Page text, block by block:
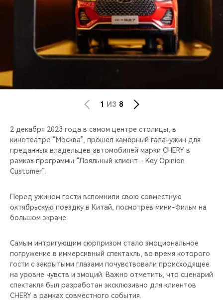
НАШИ МЕРОПРИЯТИЯ
1 ИЗ 8
2 декабря 2023 года в самом центре столицы, в
кинотеатре “Москва”, прошел камерный гала-ужин для
преданных владельцев автомобилей марки CHERY в
рамках программы “Лояльный клиент - Key Opinion
Customer”.
Перед ужином гости вспомнили свою совместную
октябрьскую поездку в Китай, посмотрев мини-фильм на
большом экране.
Самым интригующим сюрпризом стало эмоциональное
погружение в иммерсивный спектакль, во время которого
гости с закрытыми глазами почувствовали происходящее
на уровне чувств и эмоций. Важно отметить, что сценарий
спектакля был разработан эксклюзивно для клиентов
CHERY в рамках совместного события.